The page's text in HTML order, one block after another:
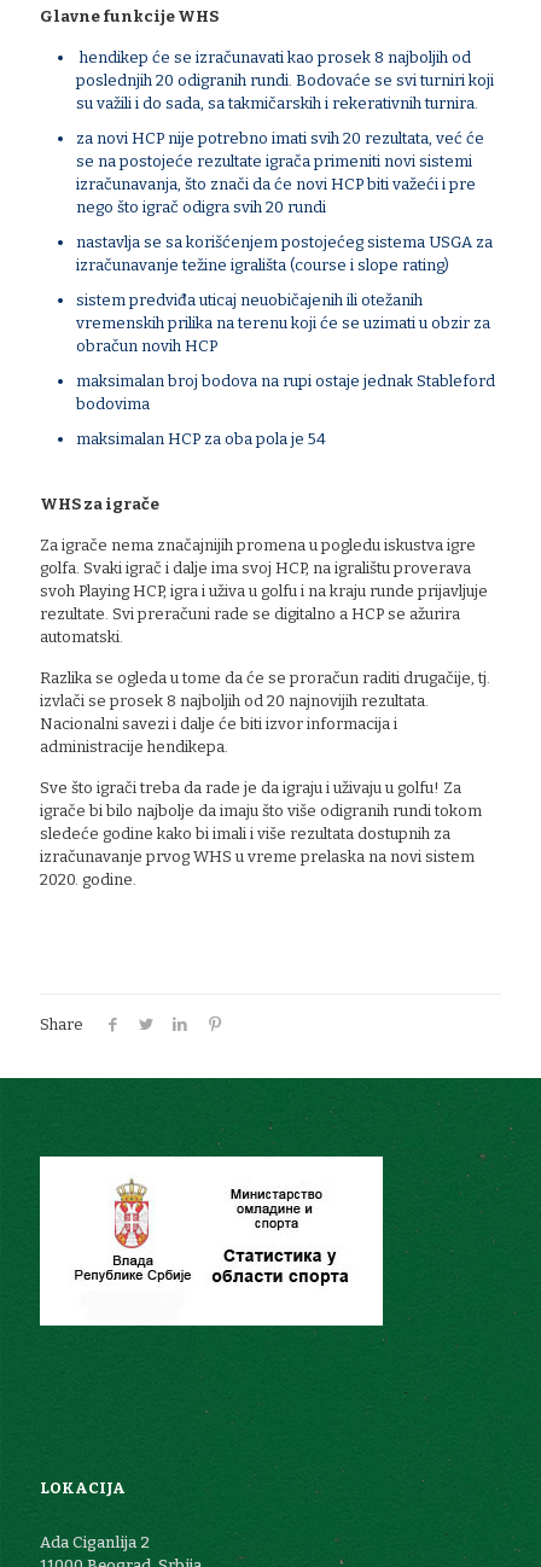
Glavne funkcije WHS
hendikep će se izračunavati kao prosek 8 najboljih od
poslednjih 20 odigranih rundi. Bodovaće se svi turniri koji
su važili i do sada, sa takmičarskih i rekerativnih turnira.
za novi HCP nije potrebno imati svih 20 rezultata, već će
se na postojeće rezultate igrača primeniti novi sistemi
izračunavanja, što znači da će novi HCP biti važeći i pre
nego što igrač odigra svih 20 rundi
nastavlja se sa korišćenjem postojećeg sistema USGA za
izračunavanje težine igrališta (course i slope rating)
sistem predviđa uticaj neuobičajenih ili otežanih
vremenskih prilika na terenu koji će se uzimati u obzir za
obračun novih HCP
maksimalan broj bodova na rupi ostaje jednak Stableford
bodovima
maksimalan HCP za oba pola je 54
WHS za igrače
Za igrače nema značajnijih promena u pogledu iskustva igre
golfa. Svaki igrač i dalje ima svoj HCP, na igralištu proverava
svoh Playing HCP, igra i uživa u golfu i na kraju runde prijavljuje
rezultate. Svi preračuni rade se digitalno a HCP se ažurira
automatski.
Razlika se ogleda u tome da će se proračun raditi drugačije, tj.
izvlači se prosek 8 najboljih od 20 najnovijih rezultata.
Nacionalni savezi i dalje će biti izvor informacija i
administracije hendikepa.
Sve što igrači treba da rade je da igraju i uživaju u golfu! Za
igrače bi bilo najbolje da imaju što više odigranih rundi tokom
sledeće godine kako bi imali i više rezultata dostupnih za
izračunavanje prvog WHS u vreme prelaska na novi sistem
2020. godine.
Share
LOKACIJA
Ada Ciganlija 2